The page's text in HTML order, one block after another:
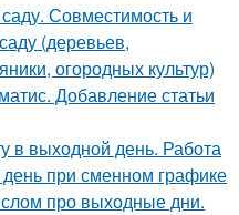
Совместимость и
(деревьев,
огородных культур)
Добавление статьи
в выходной день. Работа
при сменном графике
про выходные дни.